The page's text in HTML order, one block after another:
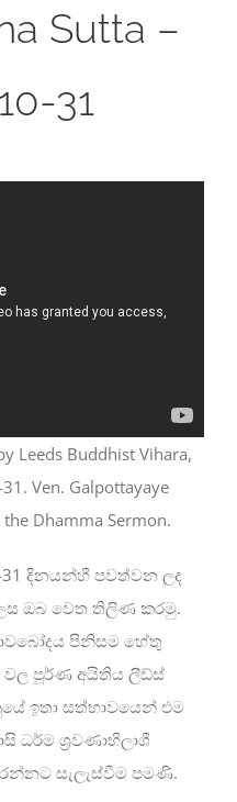
Sutta –
31
Leeds Buddhist Vihara,
Ven. Galpottayaye
Dhamma Sermon.
31 දිනයන්හී පවත්වන ලද
ඔබ වෙත තිලිණ කරමු.
පිනිසම හේතු
වල පූර්ණ අයිතිය ලීඩ්ස්
ඉතා සත්භාවයෙන් එම
ධර්ම ශ්‍රවණාභිලාශී
සැලැස්වීම පමණි.